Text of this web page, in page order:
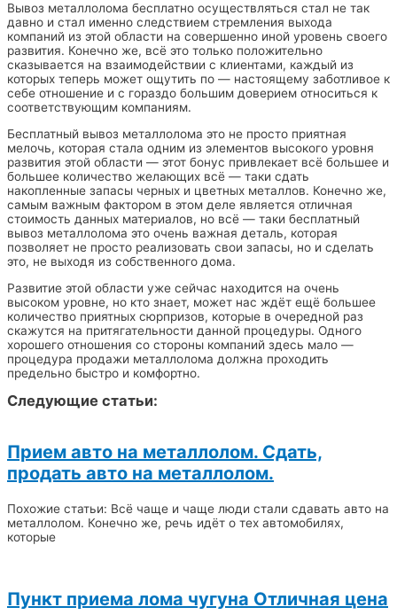
Вывоз металлолома бесплатно осуществляться стал не так
давно и стал именно следствием стремления выхода
компаний из этой области на совершенно иной уровень своего
развития. Конечно же, всё это только положительно
сказывается на взаимодействии с клиентами, каждый из
которых теперь может ощутить по — настоящему заботливое к
себе отношение и с гораздо большим доверием относиться к
соответствующим компаниям.
Бесплатный вывоз металлолома это не просто приятная
мелочь, которая стала одним из элементов высокого уровня
развития этой области — этот бонус привлекает всё большее и
большее количество желающих всё — таки сдать
накопленные запасы черных и цветных металлов. Конечно же,
самым важным фактором в этом деле является отличная
стоимость данных материалов, но всё — таки бесплатный
вывоз металлолома это очень важная деталь, которая
позволяет не просто реализовать свои запасы, но и сделать
это, не выходя из собственного дома.
Развитие этой области уже сейчас находится на очень
высоком уровне, но кто знает, может нас ждёт ещё большее
количество приятных сюрпризов, которые в очередной раз
скажутся на притягательности данной процедуры. Одного
хорошего отношения со стороны компаний здесь мало —
процедура продажи металлолома должна проходить
предельно быстро и комфортно.
Следующие статьи:
Прием авто на металлолом. Сдать,
продать авто на металлолом.
Похожие статьи: Всё чаще и чаще люди стали сдавать авто на
металлолом. Конечно же, речь идёт о тех автомобилях,
которые
Пункт приема лома чугуна Отличная цена